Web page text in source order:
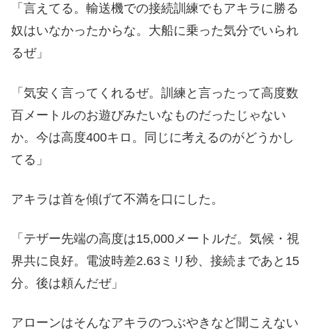
「言えてる。輸送機での接続訓練でもアキラに勝る
奴はいなかったからな。大船に乗った気分でいられ
るぜ」
「気安く言ってくれるぜ。訓練と言ったって高度数
百メートルのお遊びみたいなものだったじゃない
か。今は高度400キロ。同じに考えるのがどうかし
てる」
アキラは首を傾げて不満を口にした。
「テザー先端の高度は15,000メートルだ。気候・視
界共に良好。電波時差2.63ミリ秒、接続まであと15
分。後は頼んだぜ」
アローンはそんなアキラのつぶやきなど聞こえない